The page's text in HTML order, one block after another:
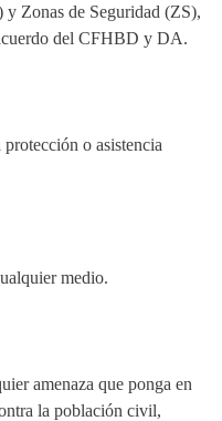
Zonas de Seguridad (ZS),
del CFHBD y DA.
o asistencia
medio.
amenaza que ponga en
la población civil,